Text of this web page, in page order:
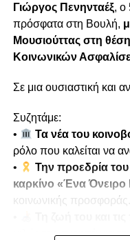
Γιώργος Πενηνταέξ, ο
πρόσφατα στη Βουλή,
Μουσιούτταςστη
Κοινωνικών
Σε μια ουσιαστική και
Συζητάμε:
•
Τα νέα του
ρόλο που καλείται να
•
Την προεδρία
καρκίνο «Ένα Όνειρο
κοινωνικής προσφοράς.
μιλώντας ανοιχτά για